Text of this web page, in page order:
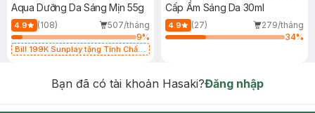
Aqua Dưỡng Da Sáng Mịn 55g
4.9 (108)
507/tháng
9%
Bill 199K Sunplay tặng Tinh Chất
Cấp Ẩm Sáng Da 30ml
4.9 (27)
279/tháng
34%
Bạn đã có tài khoản Hasaki?Đăng nhập